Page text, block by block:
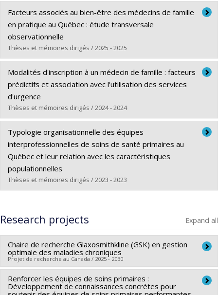
Graduate :Fernainy, Pamela
Cycle :Doctoral
Grade :Ph. D.
Lien vers le document dans Papyrus
Facteurs associés au bien-être des médecins de famille
en pratique au Québec : étude transversale
observationnelle
Thèses et mémoires dirigés / 2025 - 2025
Graduate :Kiambati, Jophildy Bienvenu Daude
Cycle :Master's
Grade :M. Sc.
Lien vers le document dans Papyrus
Modalités d'inscription à un médecin de famille : facteurs
prédictifs et association avec l'utilisation des services
d'urgence
Thèses et mémoires dirigés / 2024 - 2024
Graduate :Adi, Sarah
Cycle :Master's
Grade : M. Sc.
Lien vers le document dans Papyrus
Typologie organisationnelle des équipes
interprofessionnelles de soins de santé primaires au
Québec et leur relation avec les caractéristiques
populationnelles
Thèses et mémoires dirigés / 2023 - 2023
Cycle :Master's
Grade :M. Sc.
Lien vers le document dans Papyrus
Research projects Expand all
Chaire de recherche Glaxosmithkline (GSK) en gestion
optimale des maladies chroniques
Projet de recherche au Canada / 2025 - 2030
Lead researcher : Géraldine Layani,Nadia Sourial
Renforcer les équipes de soins primaires :
Développement de connaissances concrètes pour